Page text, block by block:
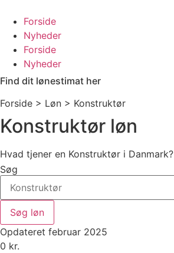
indhold
Forside
Nyheder
Forside
Nyheder
Find dit lønestimat her
Forside > Løn > Konstruktør
Konstruktør løn
Hvad tjener en Konstruktør i Danmark?
Søg
Søg løn
Opdateret februar 2025
0 kr.